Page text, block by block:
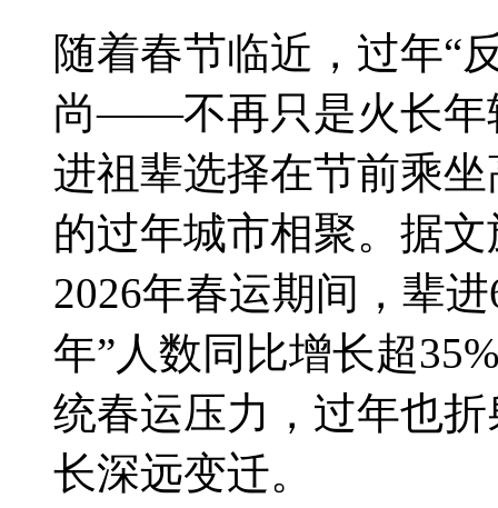
随着春节临近，过年“
尚——不再只是火长年
进祖辈选择在节前乘
的过年城市相聚。据
2026年春运期间，辈
年”人数同比增长超
统春运压力，过年也折
长深远变迁。